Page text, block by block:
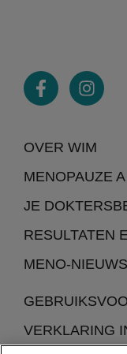
OVER WIM
MENOPAUZE
JE
RESULTATEN
MENO-NIEUWS
VERKLARING